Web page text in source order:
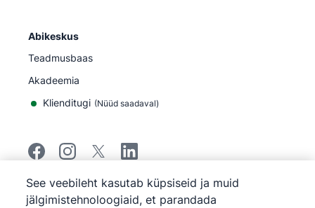
Abikeskus
Teadmusbaas
Akadeemia
Klienditugi (Nüüd saadaval)
©2026Pipedrive
Pipedrive
Teenuse tingimused
See veebileht kasutab küpsiseid ja muid
jälgimistehnoloogiaid, et parandada